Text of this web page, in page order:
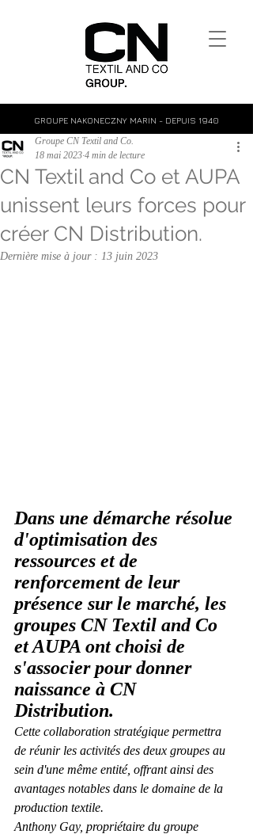
GROUPE NAKONECZNY MARIN - DEPUIS 1940
CN Textil and Co et AUPA
unissent leurs forces pour
créer CN Distribution.
Groupe CN Textil and Co.
18 mai 2023 4 min de lecture
Dernière mise à jour : 13 juin 2023
Dans une démarche résolue
d'optimisation des
ressources et de
renforcement de leur
présence sur le marché, les
groupes CN Textil and Co
et AUPA ont choisi de
s'associer pour donner
naissance à CN
Distribution.
Cette collaboration stratégique permettra
de réunir les activités des deux groupes au
sein d'une même entité, offrant ainsi des
avantages notables dans le domaine de la
production textile.
Anthony Gay, propriétaire du groupe